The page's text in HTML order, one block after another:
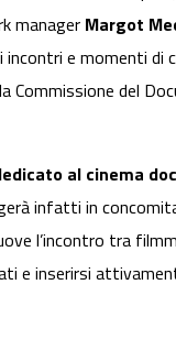
manager Margot
e momenti di
del
al cinema
infatti in
l’incontro tra
e inserirsi